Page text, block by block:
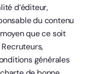
d’éditeur,
du contenu
que ce soit
générales